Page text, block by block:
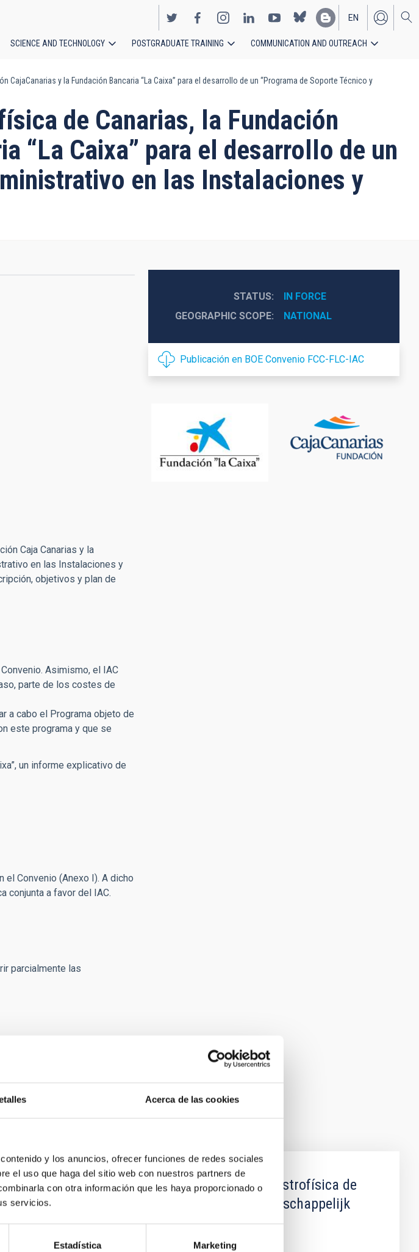
Acerca de las cookies
y los anuncios, ofrecer funciones de redes sociales
el uso que haga del sitio web con nuestros partners de
con otra información que les haya proporcionado o
servicios.
Estadística Marketing
EN
ES
SCIENCE AND TECHNOLOGY POSTGRADUATE TRAINING COMMUNICATION AND OUTREACH
y la Fundación Bancaria “La Caixa” para el desarrollo de un “Programa de Soporte Técnico y
de Canarias, la Fundación
“La Caixa” para el desarrollo de un
en las Instalaciones y
Caja Canarias y la
en las Instalaciones y
objetivos y plan de
Asimismo, el IAC
parte de los costes de
a cabo el Programa objeto de
este programa y que se
un informe explicativo de
el Convenio (Anexo I). A dicho
conjunta a favor del IAC.
parcialmente las
previstas en el
manera que la Fundación
60.000€.
STATUS
IN FORCE
GEOGRAPHIC SCOPE
NATIONAL
Publicación en BOE Convenio FCC-FLC-IAC
e Isaac Newton entre el Instituto de Astrofísica de
y la Nederlandese Organisatie voor Wetenschappelijk